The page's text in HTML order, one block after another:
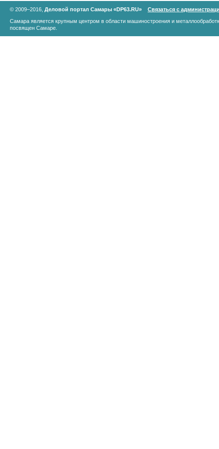
© 2009–2016, Деловой портал Самары «DP63.RU»
Связаться с
Самара является крупным центром в области машиностроения и
посвящен Самаре.